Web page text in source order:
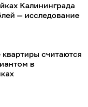
Калининграда
— исследование
считаются
в